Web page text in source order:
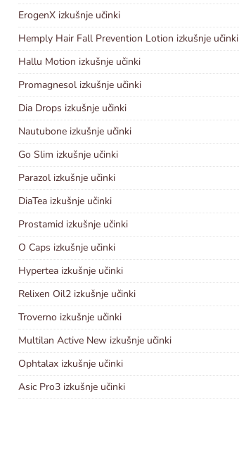
ErogenX izkušnje učinki
Hemply Hair Fall Prevention Lotion izkušnje učinki
Hallu Motion izkušnje učinki
Promagnesol izkušnje učinki
Dia Drops izkušnje učinki
Nautubone izkušnje učinki
Go Slim izkušnje učinki
Parazol izkušnje učinki
DiaTea izkušnje učinki
Prostamid izkušnje učinki
O Caps izkušnje učinki
Hypertea izkušnje učinki
Relixen Oil2 izkušnje učinki
Troverno izkušnje učinki
Multilan Active New izkušnje učinki
Ophtalax izkušnje učinki
Asic Pro3 izkušnje učinki